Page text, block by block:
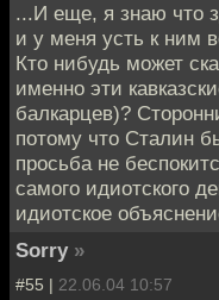
...И еще, я знаю что
и у меня усть к ним
Кто нибудь может
именно эти
балкарцев)?
потому что Сталин
просьба не
самого идиотского
идиотское
Sorry »
#55 | 22.06.04 10:57